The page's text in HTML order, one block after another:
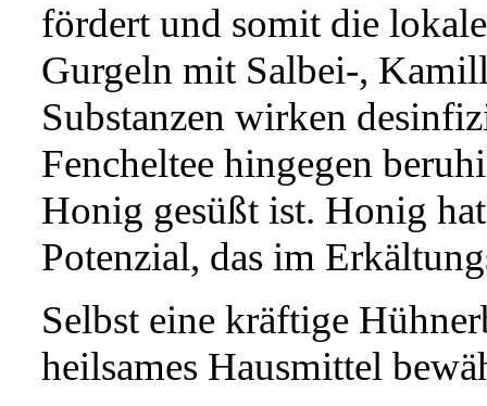
fördert und somit die
Gurgeln mit Salbei-,
Substanzen wirken
Fencheltee hingegen
Honig gesüßt ist. Honig
Potenzial, das im
Selbst eine kräftige
heilsames Hausmittel